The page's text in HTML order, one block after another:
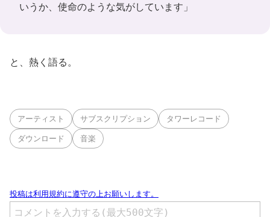
いうか、使命のような気がしています」
と、熱く語る。
アーティスト サブスクリプション タワーレコード
ダウンロード 音楽